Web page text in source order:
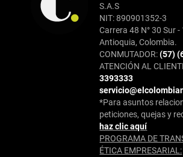
S.A.S
NIT: 890901352-3
Carrera 48 N° 30 Sur
Antioquia, Colombia.
CONMUTADOR:(57)
ATENCIÓN AL
3393333
*Para asuntos
peticiones, quejas y
haz clic aquí
PROGRAMA DE
ÉTICA EMPRESARIAL: